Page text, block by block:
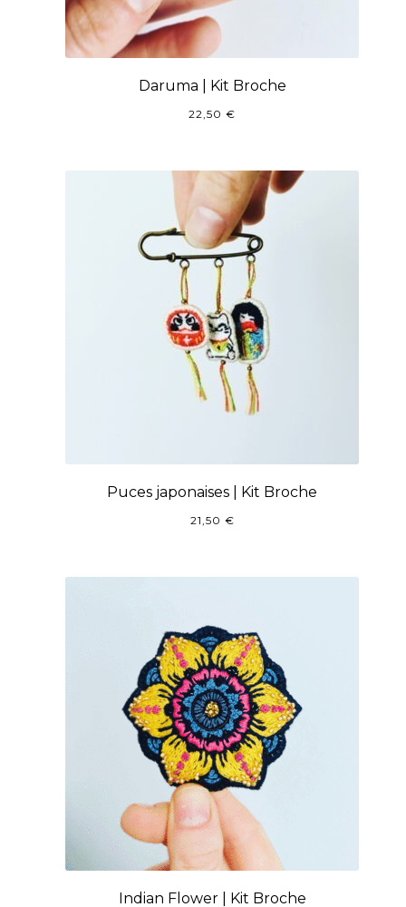
Daruma | Kit Broche
22,50 €
Puces japonaises | Kit Broche
21,50 €
Indian Flower | Kit Broche